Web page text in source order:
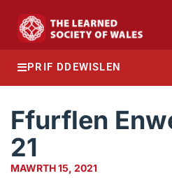
PRIF DDEWISLEN
Ffurflen
21
MAWRTH 15, 2021